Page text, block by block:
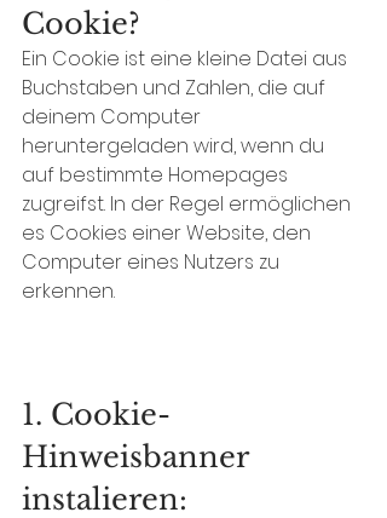
Cookie?
Ein Cookie ist eine kleine Datei aus
Buchstaben und Zahlen, die auf
deinem Computer
heruntergeladen wird, wenn du
auf bestimmte Homepages
zugreifst. In der Regel ermöglichen
es Cookies einer Website, den
Computer eines Nutzers zu
erkennen.
1. Cookie-
Hinweisbanner
instalieren: